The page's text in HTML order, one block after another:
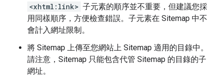
<xhtml:link> 子元素的順序並不重要，但建議您採
用同樣順序，方便檢查錯誤。子元素在 Sitemap 中不
會計入網址限制。
將 Sitemap 上傳至您網站上 Sitemap 適用的目錄中。
請注意，Sitemap 只能包含代管 Sitemap 的目錄的子
網址。